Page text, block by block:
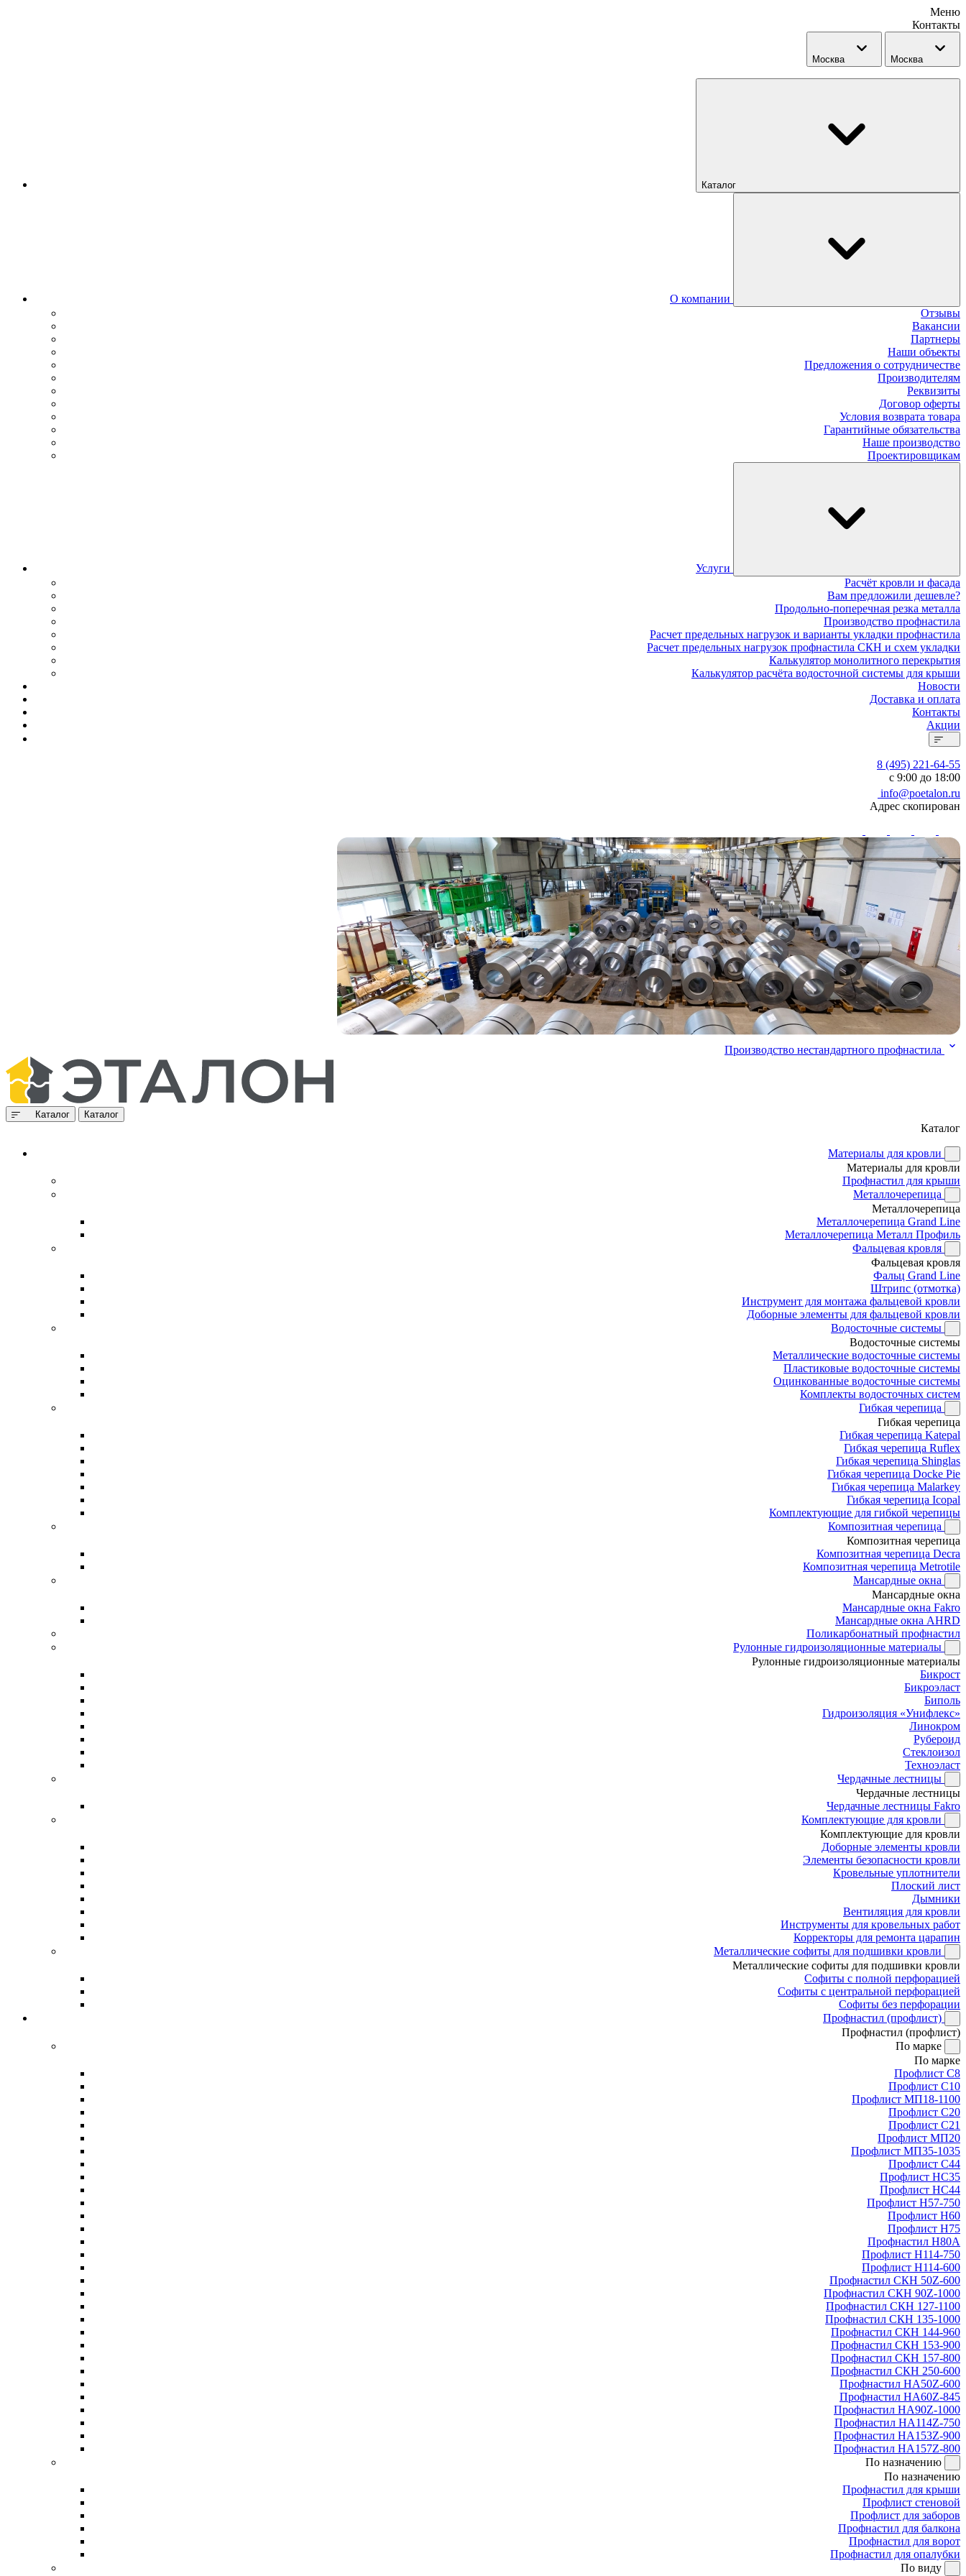
Меню
Контакты
Москва Москва
Каталог
О компании
Отзывы
Вакансии
Партнеры
Наши объекты
Предложения о сотрудничестве
Производителям
Реквизиты
Договор оферты
Условия возврата товара
Гарантийные обязательства
Наше производство
Проектировщикам
Услуги
Расчёт кровли и фасада
Вам предложили дешевле?
Продольно-поперечная резка металла
Производство профнастила
Расчет предельных нагрузок и варианты укладки профнастила
Расчет предельных нагрузок профнастила СКН и схем укладки
Калькулятор монолитного перекрытия
Калькулятор расчёта водосточной системы для крыши
Новости
Доставка и оплата
Контакты
Акции
8 (495) 221-64-55
с 9:00 до 18:00
info@poetalon.ru
Адрес скопирован
Производство нестандартного профнастила
Каталог Каталог
Каталог
Материалы для кровли
Материалы для кровли
Профнастил для крыши
Металлочерепица
Металлочерепица
Металлочерепица Grand Line
Металлочерепица Металл Профиль
Фальцевая кровля
Фальцевая кровля
Фальц Grand Line
Штрипс (отмотка)
Инструмент для монтажа фальцевой кровли
Доборные элементы для фальцевой кровли
Водосточные системы
Водосточные системы
Металлические водосточные системы
Пластиковые водосточные системы
Оцинкованные водосточные системы
Комплекты водосточных систем
Гибкая черепица
Гибкая черепица
Гибкая черепица Katepal
Гибкая черепица Ruflex
Гибкая черепица Shinglas
Гибкая черепица Docke Pie
Гибкая черепица Malarkey
Гибкая черепица Icopal
Комплектующие для гибкой черепицы
Композитная черепица
Композитная черепица
Композитная черепица Decra
Композитная черепица Metrotile
Мансардные окна
Мансардные окна
Мансардные окна Fakro
Мансардные окна AHRD
Поликарбонатный профнастил
Рулонные гидроизоляционные материалы
Рулонные гидроизоляционные материалы
Бикрост
Бикроэласт
Биполь
Гидроизоляция «Унифлекс»
Линокром
Рубероид
Стеклоизол
Техноэласт
Чердачные лестницы
Чердачные лестницы
Чердачные лестницы Fakro
Комплектующие для кровли
Комплектующие для кровли
Доборные элементы кровли
Элементы безопасности кровли
Кровельные уплотнители
Плоский лист
Дымники
Вентиляция для кровли
Инструменты для кровельных работ
Корректоры для ремонта царапин
Металлические софиты для подшивки кровли
Металлические софиты для подшивки кровли
Софиты с полной перфорацией
Софиты с центральной перфорацией
Софиты без перфорации
Профнастил (профлист)
Профнастил (профлист)
По марке
По марке
Профлист С8
Профлист С10
Профлист МП18-1100
Профлист С20
Профлист С21
Профлист МП20
Профлист МП35-1035
Профлист С44
Профлист НС35
Профлист НС44
Профлист Н57-750
Профлист Н60
Профлист Н75
Профнастил Н80А
Профлист Н114-750
Профлист Н114-600
Профнастил СКН 50Z-600
Профнастил СКН 90Z-1000
Профнастил СКН 127-1100
Профнастил СКН 135-1000
Профнастил СКН 144-960
Профнастил СКН 153-900
Профнастил СКН 157-800
Профнастил СКН 250-600
Профнастил НА50Z-600
Профнастил НА60Z-845
Профнастил НА90Z-1000
Профнастил НА114Z-750
Профнастил НА153Z-900
Профнастил НА157Z-800
По назначению
По назначению
Профнастил для крыши
Профлист стеновой
Профлист для заборов
Профнастил для балкона
Профнастил для ворот
Профнастил для опалубки
По виду